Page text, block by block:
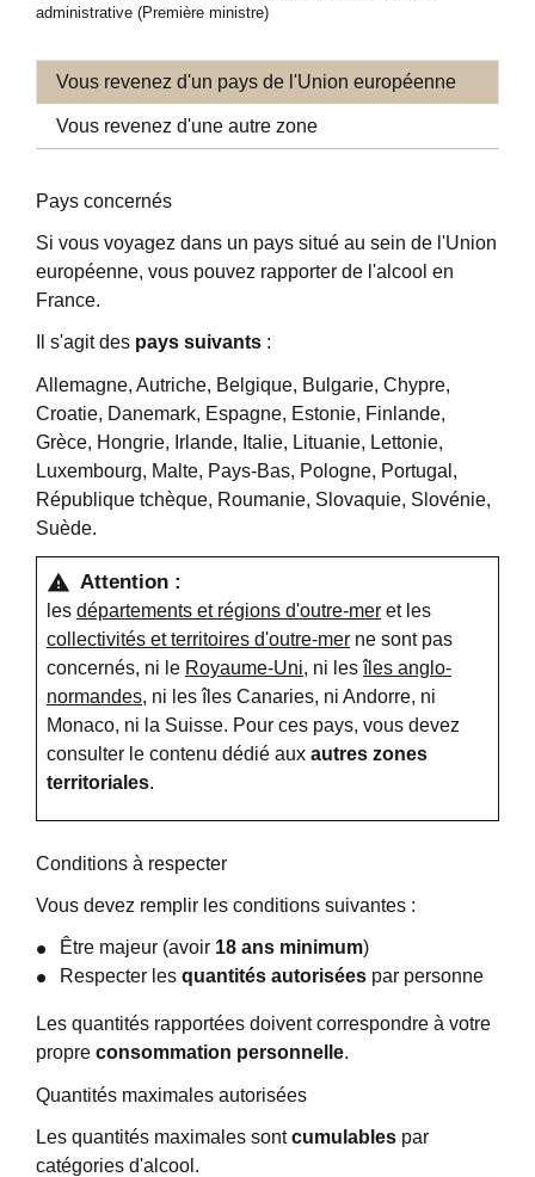
administrative (Première ministre)
Vous revenez d'un pays de l'Union européenne
Vous revenez d'une autre zone
Pays concernés
Si vous voyagez dans un pays situé au sein de l'Union
européenne, vous pouvez rapporter de l'alcool en
France.
Il s'agit des pays suivants :
Allemagne, Autriche, Belgique, Bulgarie, Chypre,
Croatie, Danemark, Espagne, Estonie, Finlande,
Grèce, Hongrie, Irlande, Italie, Lituanie, Lettonie,
Luxembourg, Malte, Pays-Bas, Pologne, Portugal,
République tchèque, Roumanie, Slovaquie, Slovénie,
Suède.
warning Attention :
les départements et régions d'outre-mer et les
collectivités et territoires d'outre-mer ne sont pas
concernés, ni le Royaume-Uni, ni lesîles anglo-
normandes, ni les îles Canaries, ni Andorre, ni
Monaco, ni la Suisse. Pour ces pays, vous devez
consulter le contenu dédié aux autres zones
territoriales.
Conditions à respecter
Vous devez remplir les conditions suivantes :
Être majeur (avoir 18 ans minimum)
Respecter les quantités autorisées par personne
Les quantités rapportées doivent correspondre à votre
propre consommation personnelle.
Quantités maximales autorisées
Les quantités maximales sontcumulables par
catégories d'alcool.